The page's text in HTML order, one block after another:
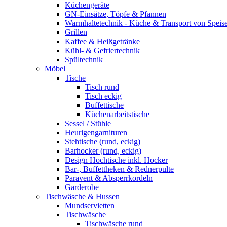
Küchengeräte
GN-Einsätze, Töpfe & Pfannen
Warmhaltetechnik - Küche & Transport von
Grillen
Kaffee & Heißgetränke
Kühl- & Gefriertechnik
Spültechnik
Möbel
Tische
Tisch rund
Tisch eckig
Buffettische
Küchenarbeitstische
Sessel / Stühle
Heurigengarnituren
Stehtische (rund, eckig)
Barhocker (rund, eckig)
Design Hochtische inkl. Hocker
Bar-, Buffettheken & Rednerpulte
Paravent & Absperrkordeln
Garderobe
Tischwäsche & Hussen
Mundservietten
Tischwäsche
Tischwäsche rund